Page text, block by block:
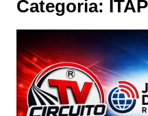
Categoria: